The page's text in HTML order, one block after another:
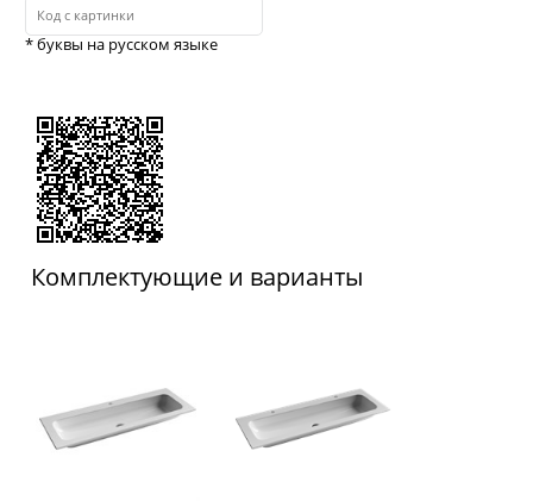
* буквы на русском языке
Комплектующие и варианты